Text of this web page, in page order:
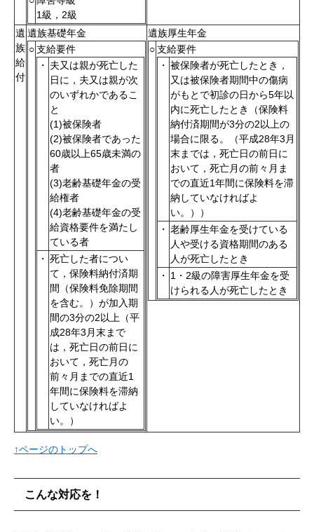
1級，2級
遺
族
給
付
遺族基礎年金
○支給要件
・ 夫又は親が死亡した
日に，夫又は親が次
のいずれかであるこ
と
(1)被保険者
(2)被保険者であった
60歳以上65歳未満の
者
(3)老齢基礎年金の受
給権者
(4)老齢基礎年金の受
給資格要件を満たし
ている者
・ 死亡した者につい
て，保険料納付済期
間（保険料免除期間
を含む。）が加入期
間の3分の2以上（平
成28年3月末まで
は，死亡日の前日に
おいて，死亡月の
前々月までの直近1
年間に保険料を滞納
していなければよ
い。）
遺族厚生年金
○支給要件
・ 被保険者が死亡したとき，
又は被保険者期間中の傷病
がもとで初診の日から5年以
内に死亡したとき（保険料
納付済期間が3分の2以上の
場合に限る。（平成28年3月
末までは，死亡日の前日に
おいて，死亡月の前々月ま
での直近1年間に保険料を滞
納していなければよ
い。））
・ 老齢厚生年金を受けている
人や受ける資格期間のある
人が死亡したとき
・ 1・2級の障害厚生年金を受
けられる人が死亡したとき
↑ページのトップへ
こんな対応を！